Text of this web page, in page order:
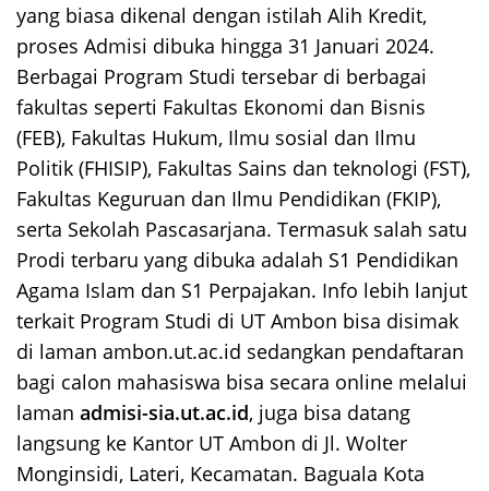
yang biasa dikenal dengan istilah Alih Kredit,
proses Admisi dibuka hingga 31 Januari 2024.
Berbagai Program Studi tersebar di berbagai
fakultas seperti Fakultas Ekonomi dan Bisnis
(FEB), Fakultas Hukum, Ilmu sosial dan Ilmu
Politik (FHISIP), Fakultas Sains dan teknologi (FST),
Fakultas Keguruan dan Ilmu Pendidikan (FKIP),
serta Sekolah Pascasarjana. Termasuk salah satu
Prodi terbaru yang dibuka adalah S1 Pendidikan
Agama Islam dan S1 Perpajakan. Info lebih lanjut
terkait Program Studi di UT Ambon bisa disimak
di laman ambon.ut.ac.id sedangkan pendaftaran
bagi calon mahasiswa bisa secara online melalui
laman admisi-sia.ut.ac.id, juga bisa datang
langsung ke Kantor UT Ambon di Jl. Wolter
Monginsidi, Lateri, Kecamatan. Baguala Kota